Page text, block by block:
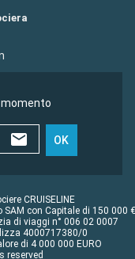
OK
CRUISELINE
con Capitale di 150 000 €
di viaggi n° 006 02 0007
4000717380/0
di 4 000 000 EURO
reserved